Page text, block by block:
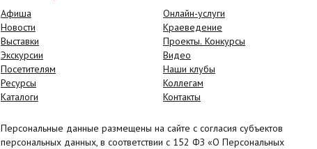
Афиша
Новости
Выставки
Экскурсии
Посетителям
Ресурсы
Каталоги
Онлайн-услуги
Краеведение
Проекты. Конкурсы
Видео
Наши клубы
Коллегам
Контакты
Персональные данные размещены на сайте с согласия субъектов
персональных данных, в соответствии с 152 ФЗ «О Персональных